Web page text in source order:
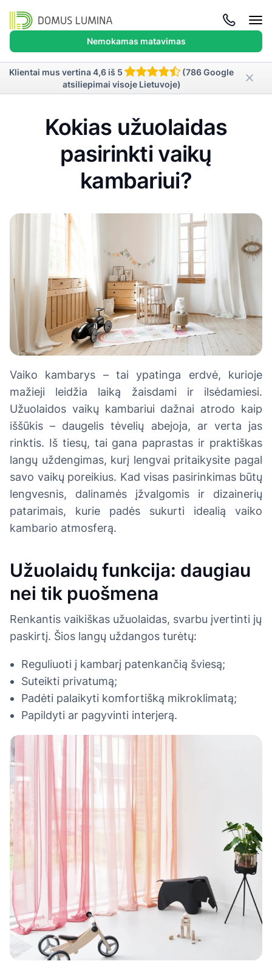
Nemokamas matavimas
Klientai mus vertina 4,6 iš 5
(786 Google
atsiliepimai visoje Lietuvoje)
Kokias užuolaidas
pasirinkti vaikų
kambariui?
Vaiko kambarys – tai ypatinga erdvė, kurioje
mažieji leidžia laiką žaisdami ir ilsėdamiesi.
Užuolaidos vaikų kambariui dažnai atrodo kaip
iššūkis – daugelis tėvelių abejoja, ar verta jas
rinktis. Iš tiesų, tai gana paprastas ir praktiškas
langų uždengimas, kurį lengvai pritaikysite pagal
savo vaikų poreikius. Kad visas pasirinkimas būtų
lengvesnis, dalinamės įžvalgomis ir dizainerių
patarimais, kurie padės sukurti idealią vaiko
kambario atmosferą.
Užuolaidų funkcija: daugiau
nei tik puošmena
Renkantis vaikiškas užuolaidas, svarbu įvertinti jų
paskirtį. Šios langų uždangos turėtų:
Reguliuoti į kambarį patenkančią šviesą;
Suteikti privatumą;
Padėti palaikyti komfortišką mikroklimatą;
Papildyti ar pagyvinti interjerą.